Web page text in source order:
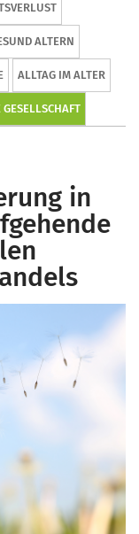
ALTERN
ALLTAG IM ALTER
in